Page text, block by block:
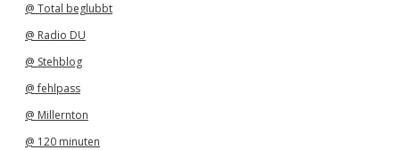
@ Total beglubbt
@ Radio DU
@ Stehblog
@ fehlpass
@ Millernton
@ 120 minuten